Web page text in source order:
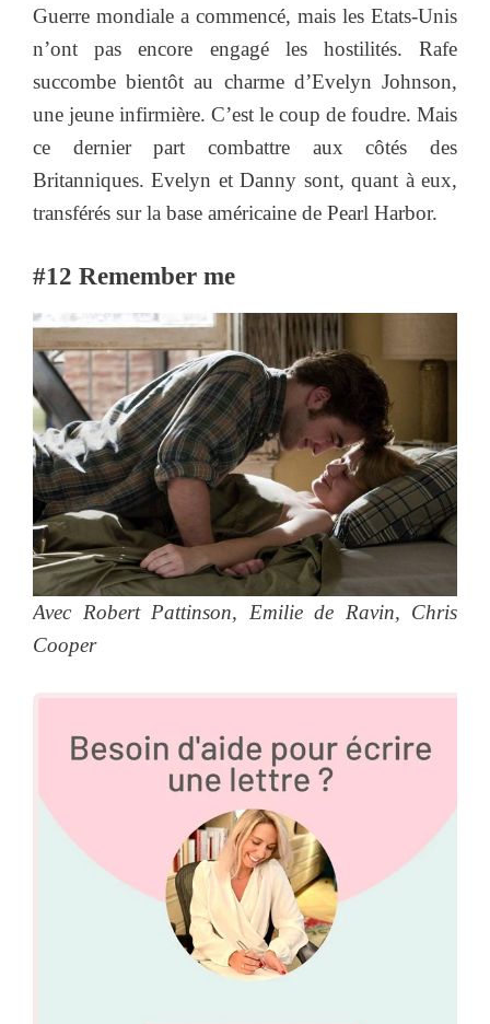
Guerre mondiale a commencé, mais les Etats-Unis
n’ont pas encore engagé les hostilités. Rafe
succombe bientôt au charme d’Evelyn Johnson,
une jeune infirmière. C’est le coup de foudre. Mais
ce dernier part combattre aux côtés des
Britanniques. Evelyn et Danny sont, quant à eux,
transférés sur la base américaine de Pearl Harbor.
#12 Remember me
Avec Robert Pattinson, Emilie de Ravin, Chris
Cooper